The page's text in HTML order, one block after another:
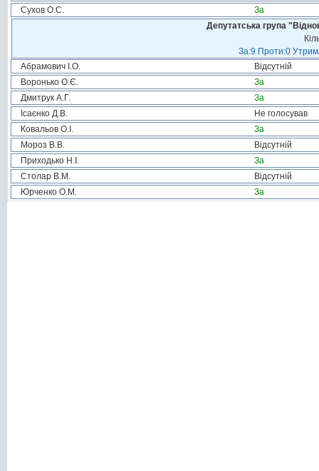
Сухов О.С.
За
Депутатська група
За:9 Проти:0
Абрамович І.О.
Відсутній
Воронько О.Є.
За
Дмитрук А.Г.
За
Ісаєнко Д.В.
Не голосував
Ковальов О.І.
За
Мороз В.В.
Відсутній
Приходько Н.І.
За
Столар В.М.
Відсутній
Юрченко О.М.
За